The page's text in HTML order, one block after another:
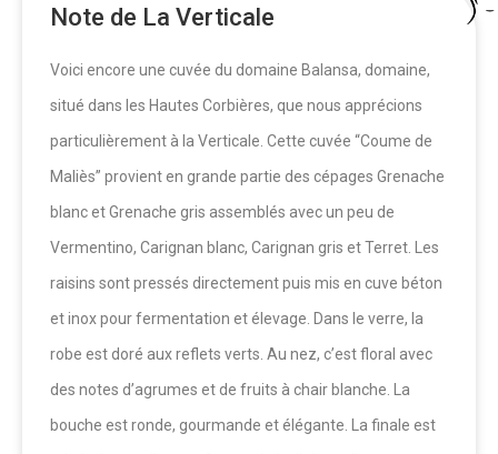
Note de La Verticale
Voici encore une cuvée du domaine Balansa, domaine,
situé dans les Hautes Corbières, que nous apprécions
particulièrement à la Verticale. Cette cuvée “Coume de
Maliès” provient en grande partie des cépages Grenache
blanc et Grenache gris assemblés avec un peu de
Vermentino, Carignan blanc, Carignan gris et Terret. Les
raisins sont pressés directement puis mis en cuve béton
et inox pour fermentation et élevage. Dans le verre, la
robe est doré aux reflets verts. Au nez, c’est floral avec
des notes d’agrumes et de fruits à chair blanche. La
bouche est ronde, gourmande et élégante. La finale est